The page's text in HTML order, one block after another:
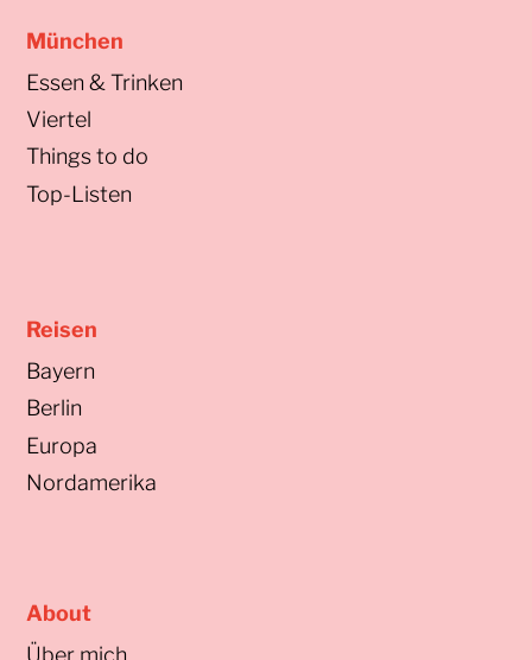
München
Essen & Trinken
Viertel
Things to do
Top-Listen
Reisen
Bayern
Berlin
Europa
Nordamerika
About
Über mich